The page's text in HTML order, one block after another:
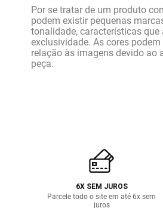
Por se tratar de um produto
podem existir pequenas
tonalidade, características
exclusividade. As cores
relação às imagens devido ao
peça.
6X SEM JUROS
Parcele todo o site em até 6x sem
juros